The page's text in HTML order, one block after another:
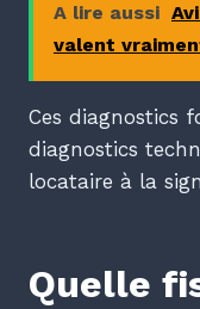
A lire aussi
valent
Ces diagnostics
diagnostics
locataire à la
Quelle